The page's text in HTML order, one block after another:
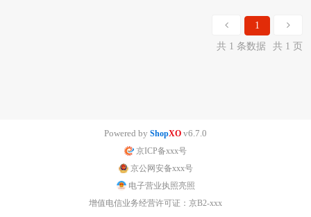
1
共 1 条数据
共 1 页
Powered by ShopXO v6.7.0
京ICP备xxx号
京公网安备xxx号
电子营业执照亮照
增值电信业务经营许可证：京B2-xxx